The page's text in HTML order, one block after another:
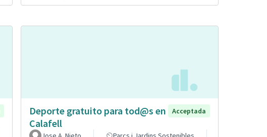
Deporte gratuito para tod@s en
Calafell
Acceptada